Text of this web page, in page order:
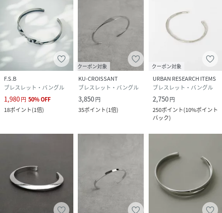
F.S.B
ブレスレット・バングル
1,980円 50%OFF
18ポイント(1倍)
クーポン対象
KU-CROISSANT
ブレスレット・バングル
3,850円
35ポイント(1倍)
クーポン対象
URBAN RESEARCH ITEMS
ブレスレット・バングル
2,750円
250ポイント(10%ポイント
バック)